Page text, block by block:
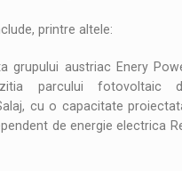
printre altele:
grupului austriac Enery
parcului fotovoltaic
cu o capacitate
de energie electrica